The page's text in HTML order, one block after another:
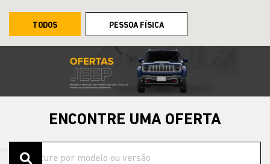
TODOS PESSOA FÍSICA
ENCONTRE UMA OFERTA